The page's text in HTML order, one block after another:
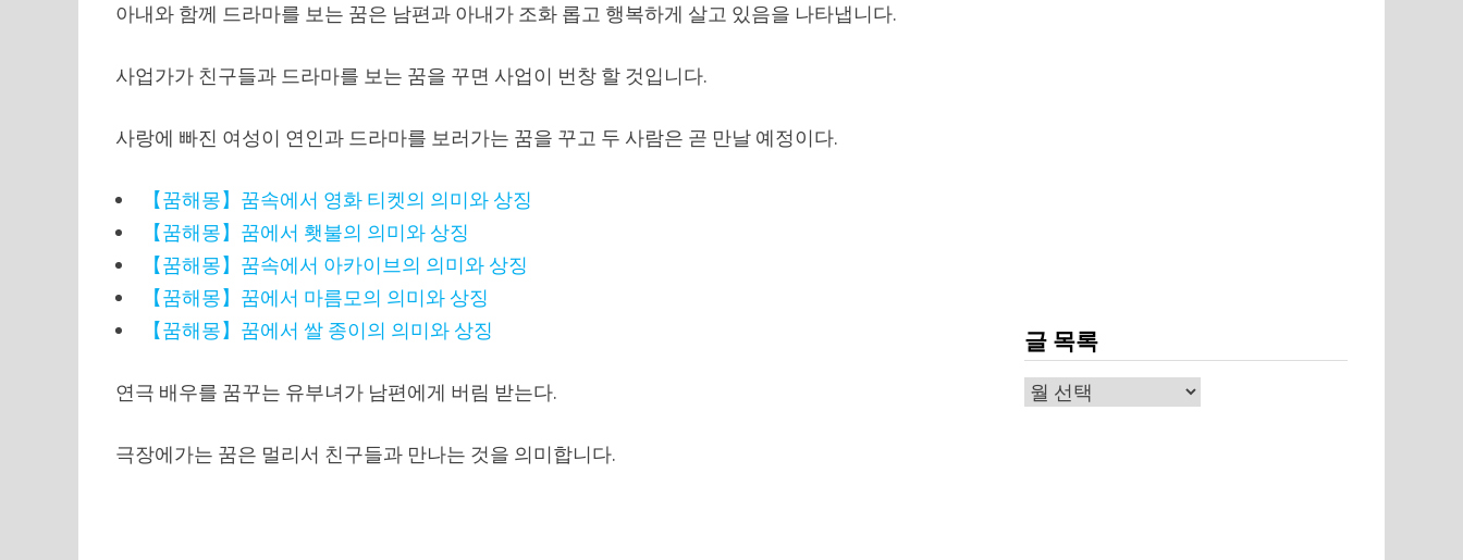
아내와 함께 드라마를 보는 꿈은 남편과 아내가 조화 롭고 행복하게 살고 있음을 나타냅니다.
사업가가 친구들과 드라마를 보는 꿈을 꾸면 사업이 번창 할 것입니다.
사랑에 빠진 여성이 연인과 드라마를 보러가는 꿈을 꾸고 두 사람은 곧 만날 예정이다.
【꿈해몽】꿈속에서 영화 티켓의 의미와 상징
【꿈해몽】꿈에서 횃불의 의미와 상징
【꿈해몽】꿈속에서 아카이브의 의미와 상징
【꿈해몽】꿈에서 마름모의 의미와 상징
【꿈해몽】꿈에서 쌀 종이의 의미와 상징
연극 배우를 꿈꾸는 유부녀가 남편에게 버림 받는다.
극장에가는 꿈은 멀리서 친구들과 만나는 것을 의미합니다.
글 목록
글